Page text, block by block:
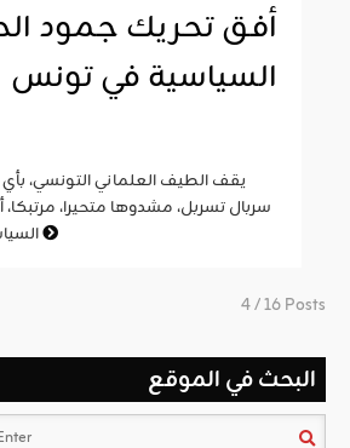
أفق تحريك جمود
السياسية في تونس
يقف الطيف العلماني التونسي،
سربال تسربل، مشدوها متحيرا، مرتبكا،
4 / 16 Posts
البحث في الموقع